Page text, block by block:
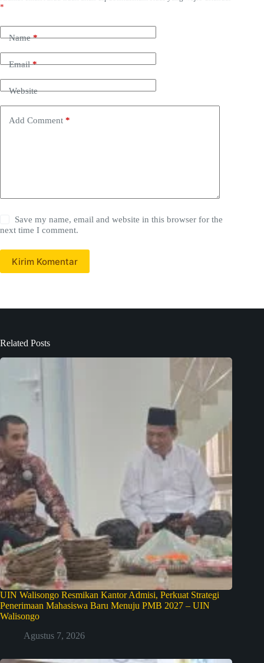
*
Name*
Email*
Website
Add Comment *
Save my name, email and website in this browser for the
next time I comment.
Kirim Komentar
Related Posts
UIN Walisongo Resmikan Kantor Admisi, Perkuat Strategi
Penerimaan Mahasiswa Baru Menuju PMB 2027 – UIN
Walisongo
Agustus 7, 2026